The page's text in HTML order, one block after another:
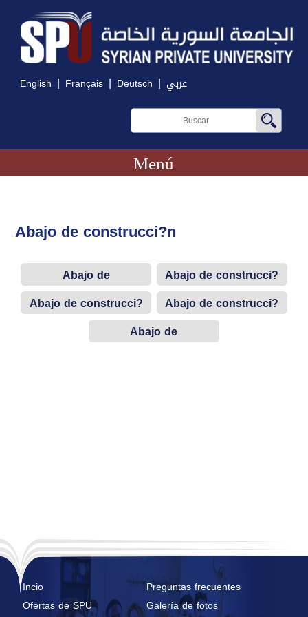
English | Français | Deutsch | عربي
Menú
Abajo de construcci?n
Abajo de
construcción
Abajo de construcci?
n
Abajo de construcci?
n
Abajo de construcci?
n
Abajo de
Incio
Preguntas frecuentes
Ofertas de SPU
Galería de fotos